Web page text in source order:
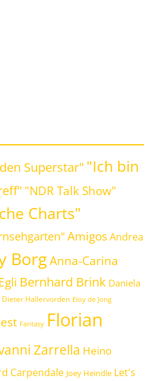
Superstar" "Ich bin
"NDR Talk Show"
Charts"
Amigos Andrea
Borg Anna-Carina
Bernhard Brink Daniela
Dieter Hallervorden Eloy de Jong
Fantasy Florian
Zarrella Heino
Carpendale Joey Heindle Let's